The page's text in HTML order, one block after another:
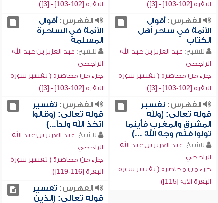
البقرة [102-103] - [3])
البقرة [102-103] - [3])
الفهرس:أقوال
الأئمة في ساحر أهل
الكتاب
للشيخ: عبد العزيز بن عبد الله
الراجحي
جزء من محاضرة ( تفسير سورة
البقرة [102-103] - [3])
الفهرس:أقوال
الأئمة في الساحرة
المسلمة
للشيخ: عبد العزيز بن عبد الله
الراجحي
جزء من محاضرة ( تفسير سورة
البقرة [102-103] - [3])
الفهرس: تفسير
قوله تعالى: (ولله
المشرق والمغرب فأينما
تولوا فثم وجه الله ...)
للشيخ: عبد العزيز بن عبد الله
الراجحي
جزء من محاضرة ( تفسير سورة
البقرة الآية [115])
الفهرس: تفسير
قوله تعالى: (وقالوا
اتخذ الله ولداً...)
للشيخ: عبد العزيز بن عبد الله
الراجحي
جزء من محاضرة ( تفسير سورة
البقرة [116-119])
الفهرس: تفسير
قوله تعالى: (الذين